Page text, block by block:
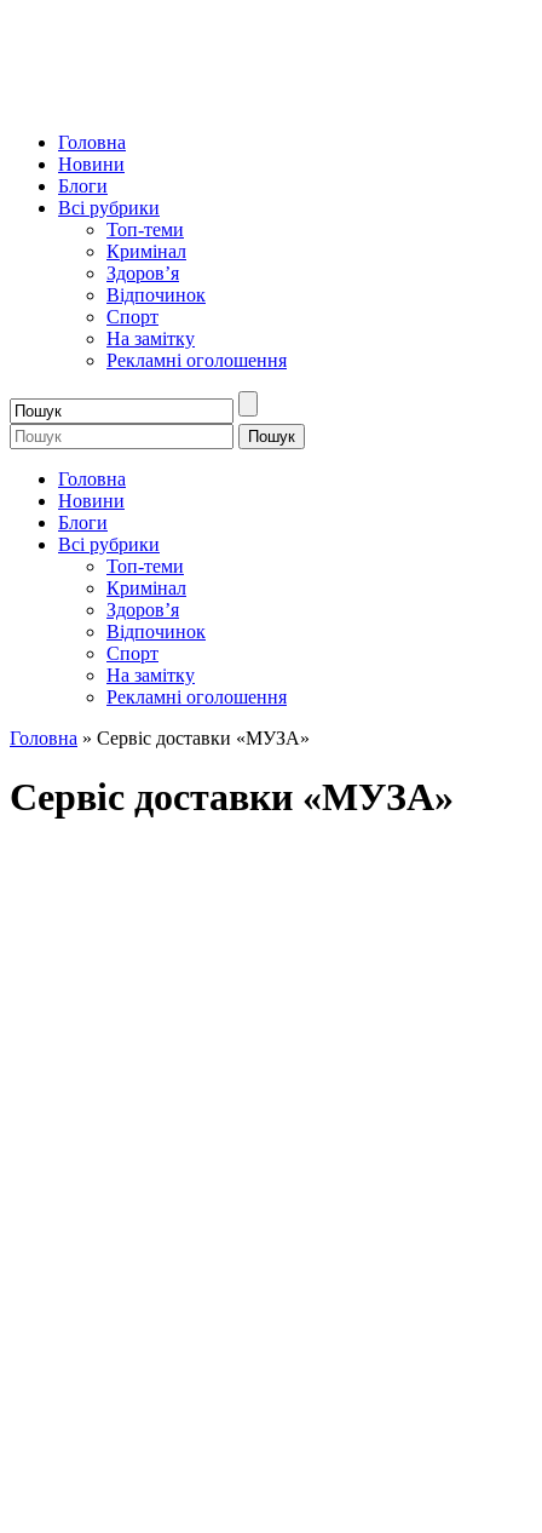
Головна
Новини
Блоги
Всі рубрики
Топ-теми
Кримінал
Здоров’я
Відпочинок
Спорт
На замітку
Рекламні оголошення
Головна
Новини
Блоги
Всі рубрики
Топ-теми
Кримінал
Здоров’я
Відпочинок
Спорт
На замітку
Рекламні оголошення
Головна » Сервіс доставки «МУЗА»
Сервіс доставки «МУЗА»